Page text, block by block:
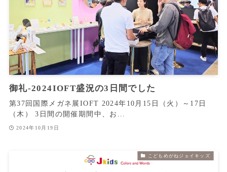
御礼‐2024IOFT盛況の3日間でした
第37回国際メガネ展IOFT 2024年10月15日（火）～17日
（木） 3日間の開催期間中、お...
2024年10月19日
こどもめがねジェイキッズ